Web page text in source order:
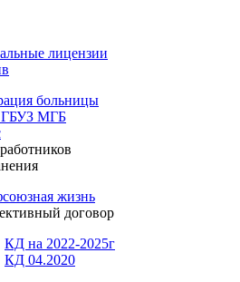
лицензии
больницы
ГБУЗ МГБ
жизнь
договор
КД на 2022-2025г
КД 04.2020